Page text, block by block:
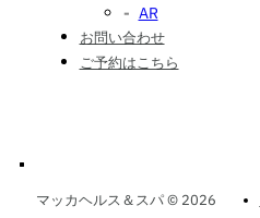
AR
お問い合わせ
ご予約はこちら
マッカヘルス＆スパ © 2026